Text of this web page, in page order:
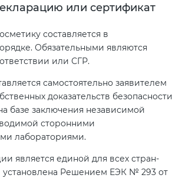
или сертификат
составляется в
Обязательными являются
или СГР.
самостоятельно заявителем
доказательств безопасности
базе заключения независимой
сторонними
лабораториями.
является единой для всех стран-
установлена Решением ЕЭК № 293 от